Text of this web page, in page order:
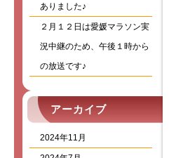
ありました♪
２月１２日は愛媛マラソン実
況中継のため、午後１時から
の放送です♪
アーカイブ
2024年11月